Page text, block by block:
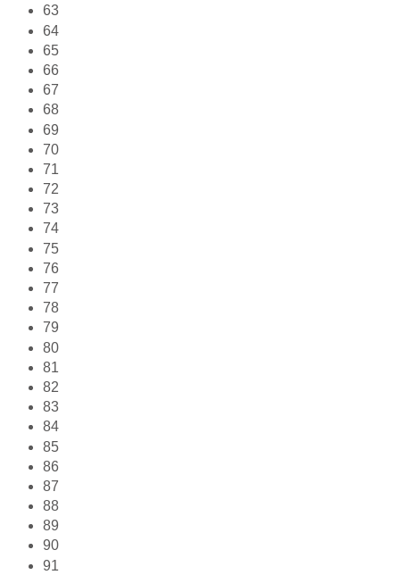
63
64
65
66
67
68
69
70
71
72
73
74
75
76
77
78
79
80
81
82
83
84
85
86
87
88
89
90
91